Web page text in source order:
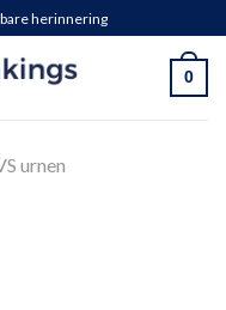
herinnering
0
urnen